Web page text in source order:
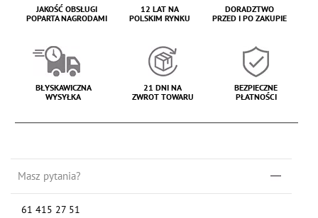
JAKOŚĆ OBSŁUGI
POPARTA NAGRODAMI
12 LAT NA
POLSKIM RYNKU
DORADZTWO
PRZED I PO ZAKUPIE
BŁYSKAWICZNA
WYSYŁKA
21 DNI NA
ZWROT TOWARU
BEZPIECZNE
PŁATNOŚCI
Masz pytania?
61 415 27 51